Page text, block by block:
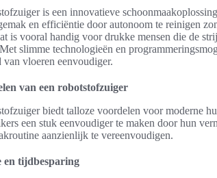
is een innovatieve
en efficiëntie door autonoom te reinigen
is vooral handig voor drukke mensen die de
slimme technologieën en
van vloeren eenvoudiger.
van een robotstofzuiger
biedt talloze voordelen voor moderne
een stuk eenvoudiger te maken door hun
aanzienlijk te vereenvoudigen.
en tijdbesparing